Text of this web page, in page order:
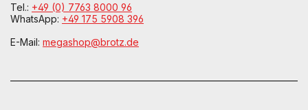
Tel.: +49 (0) 7763 8000 96
WhatsApp: +49 175 5908 396
E-Mail: megashop@brotz.de